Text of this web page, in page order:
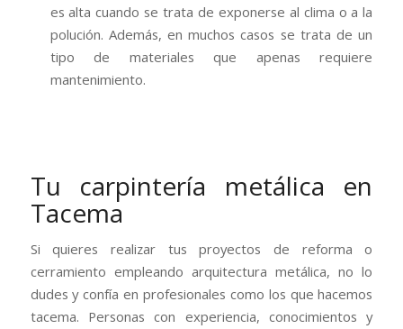
es alta cuando se trata de exponerse al clima o a la
polución. Además, en muchos casos se trata de un
tipo de materiales que apenas requiere
mantenimiento.
Tu carpintería metálica en
Tacema
Si quieres realizar tus proyectos de reforma o
cerramiento empleando arquitectura metálica, no lo
dudes y confía en profesionales como los que hacemos
tacema. Personas con experiencia, conocimientos y